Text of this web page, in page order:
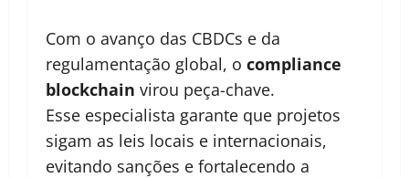
Com o avanço das CBDCs e da
regulamentação global, o compliance
blockchain virou peça-chave.
Esse especialista garante que projetos
sigam as leis locais e internacionais,
evitando sanções e fortalecendo a